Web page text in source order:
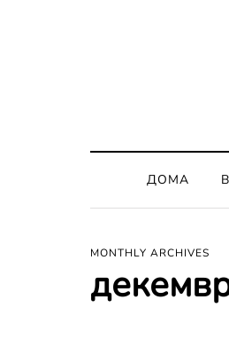
ДОМА
MONTHLY ARCHIVES